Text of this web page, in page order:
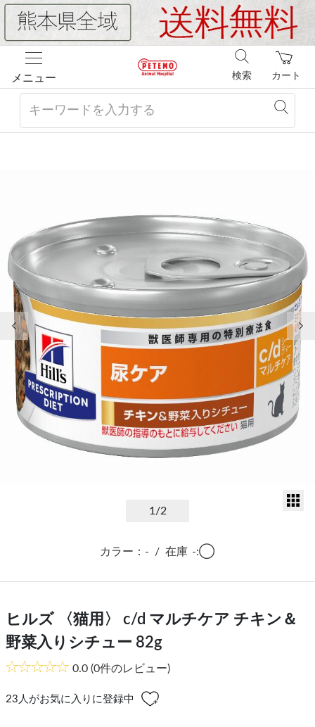
メニュー カート
検索
前の画像 次
1 /2
カラー：- / 在庫 -:◯
ヒルズ 〈猫用〉 c/d マルチケア チキン＆
野菜入りシチュー 82g
0.0 (0件のレビュー)
23 人がお気に入りに登録中